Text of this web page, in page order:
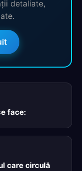
detaliate,
face:
care circulă